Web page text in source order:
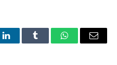
LinkedInTumblr WhatsAppEmail